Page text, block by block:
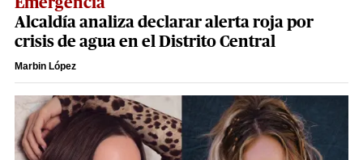
Emergencia
Alcaldía analiza declarar alerta roja por
crisis de agua en el Distrito Central
Marbin López